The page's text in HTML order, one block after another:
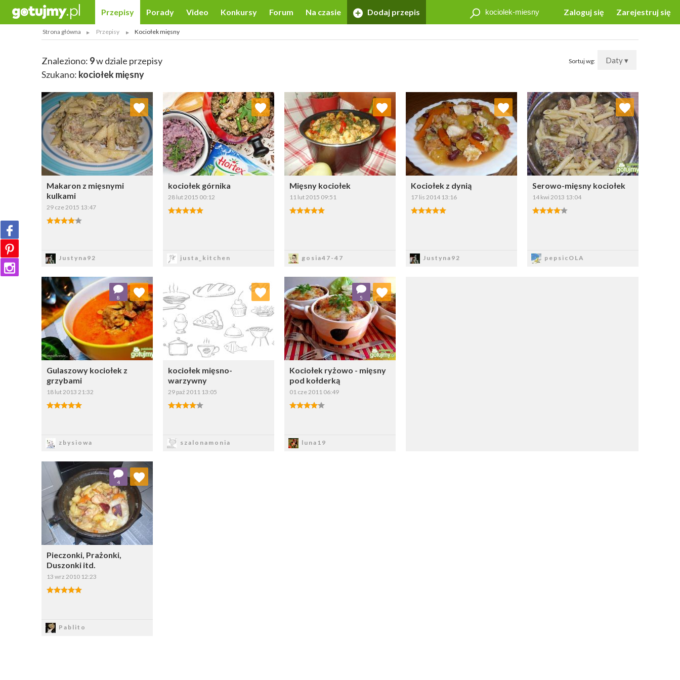
Zaloguj się Zarejestruj się
Przepisy Porady Video Konkursy Forum Na czasie Dodaj przepis
Strona główna Przepisy Kociołek mięsny
Sortuj wg: Daty ▾
Znaleziono: 9w dziale przepisy
Szukano: kociołek mięsny
Makaron z mięsnymi
kulkami
29 cze 2015 13:47
Justyna92
Dodaj do ulubionych
Wybierz listę:
kociołek górnika
28 lut 2015 00:12
justa_kitchen
Dodaj do ulubionych
Wybierz listę:
Mięsny kociołek
11 lut 2015 09:51
gosia47-47
Dodaj do ulubionych
Wybierz listę:
Kociołek z dynią
17 lis 2014 13:16
Justyna92
Dodaj do ulubionych
Wybierz listę:
Serowo-mięsny kociołek
14 kwi 2013 13:04
pepsicOLA
Dodaj do ulubionych
Wybierz listę:
Gulaszowy kociołek z
grzybami
18 lut 2013 21:32
zbysiowa
8
Dodaj do ulubionych
Wybierz listę:
kociołek mięsno-
warzywny
29 paź 2011 13:05
szalonamonia
Dodaj do ulubionych
Wybierz listę:
Kociołek ryżowo - mięsny
pod kołderką
01 cze 2011 06:49
luna19
5
Dodaj do ulubionych
Wybierz listę:
Pieczonki, Prażonki,
Duszonki itd.
13 wrz 2010 12:23
Pablito
4
Dodaj do ulubionych
Wybierz listę: